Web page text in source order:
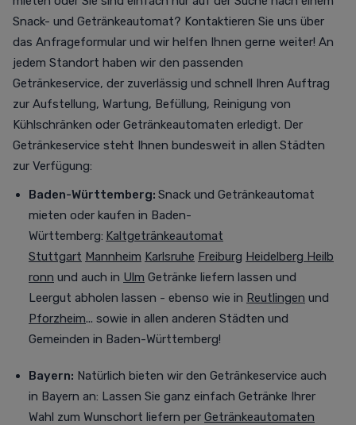
Snack- und Getränkeautomat? Kontaktieren Sie uns über
das Anfrageformular und wir helfen Ihnen gerne weiter! An
jedem Standort haben wir den passenden
Getränkeservice, der zuverlässig und schnell Ihren Auftrag
zur Aufstellung, Wartung, Befüllung, Reinigung von
Kühlschränken oder Getränkeautomaten erledigt. Der
Getränkeservice steht Ihnen bundesweit in allen Städten
zur Verfügung:
Baden-Württemberg: Snack und Getränkeautomat
mieten oder kaufen in Baden-
Württemberg: Kaltgetränkeautomat
Stuttgart Mannheim Karlsruhe Freiburg Heidelberg Heilb
ronn und auch in Ulm Getränke liefern lassen und
Leergut abholen lassen - ebenso wie in Reutlingen und
Pforzheim... sowie in allen anderen Städten und
Gemeinden in Baden-Württemberg!
Bayern: Natürlich bieten wir den Getränkeservice auch
in Bayern an: Lassen Sie ganz einfach Getränke Ihrer
Wahl zum Wunschort liefern per Getränkeautomaten